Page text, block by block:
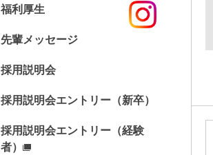
福利厚生
先輩メッセージ
採用説明会
採用説明会エントリー（新卒）
採用説明会エントリー（経験
者）